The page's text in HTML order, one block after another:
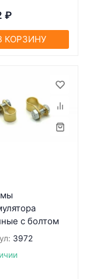
₽
КОРЗИНУ
с болтом
3972